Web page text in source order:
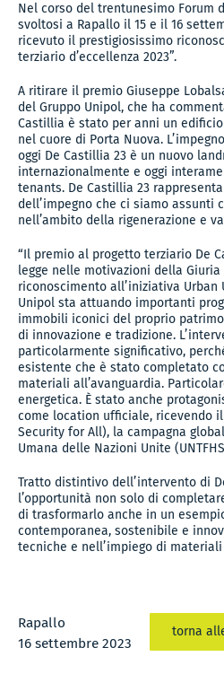
Nel corso del trentunesimo Forum
svoltosi a Rapallo il 15 e il 16
ricevuto il prestigiosissimo
terziario d’eccellenza 2023”.
A ritirare il premio Giuseppe
del Gruppo Unipol, che ha
Castillia è stato per anni un
nel cuore di Porta Nuova.
oggi De Castillia 23 è un nuovo
internazionalmente e oggi
tenants. De Castillia 23
dell’impegno che ci siamo assunti
nell’ambito della rigenerazione e
“Il premio al progetto terziario De
legge nelle motivazioni della Giuria
riconoscimento all’iniziativa
Unipol sta attuando importanti
immobili iconici del proprio
di innovazione e tradizione.
particolarmente significativo,
esistente che è stato completato
materiali all’avanguardia.
energetica. È stato anche
come location ufficiale, ricevendo
Security for All), la campagna
Umana delle Nazioni Unite
Tratto distintivo dell’intervento di
l’opportunità non solo di
di trasformarlo anche in un
contemporanea, sostenibile e
tecniche e nell’impiego di materiali
Rapallo
16 settembre 2023
torna